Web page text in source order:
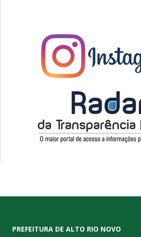
PREFEITURA DE ALTO RIO NOVO